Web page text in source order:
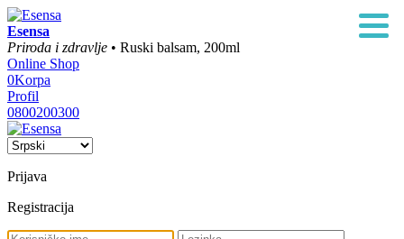
Esensa
Priroda i zdravlje • Ruski balsam, 200ml
Online Shop
0Korpa
Profil
0800200300
Prijava
Registracija